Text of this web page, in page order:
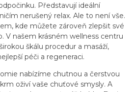
Představují ideální
nerušený relax. Ale to není vše.
kde můžete zároveň zlepšit své
V našem krásném wellness centru
škálu procedur a masáží,
péči a regeneraci.
nabízíme chutnou a čerstvou
oživí vaše chuťové smysly. A